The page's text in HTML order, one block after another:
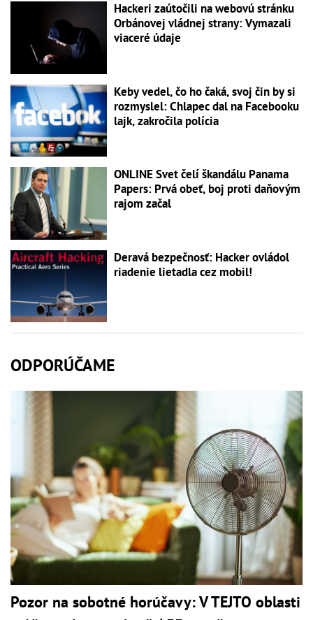
Hackeri zaútočili na webovú stránku
Orbánovej vládnej strany: Vymazali
viaceré údaje
Keby vedel, čo ho čaká, svoj čin by si
rozmyslel: Chlapec dal na Facebooku
lajk, zakročila polícia
ONLINE Svet čelí škandálu Panama
Papers: Prvá obeť, boj proti daňovým
rajom začal
Deravá bezpečnosť: Hacker ovládol
riadenie lietadla cez mobil!
ODPORÚČAME
Pozor na sobotné horúčavy: V TEJTO oblasti